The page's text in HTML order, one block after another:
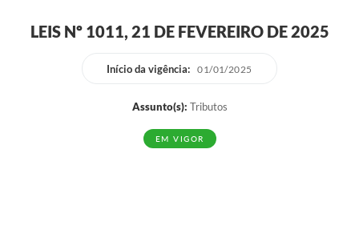
LEIS Nº 1011, 21 DE FEVEREIRO DE 2025
Início da vigência: 01/01/2025
Assunto(s): Tributos
EM VIGOR